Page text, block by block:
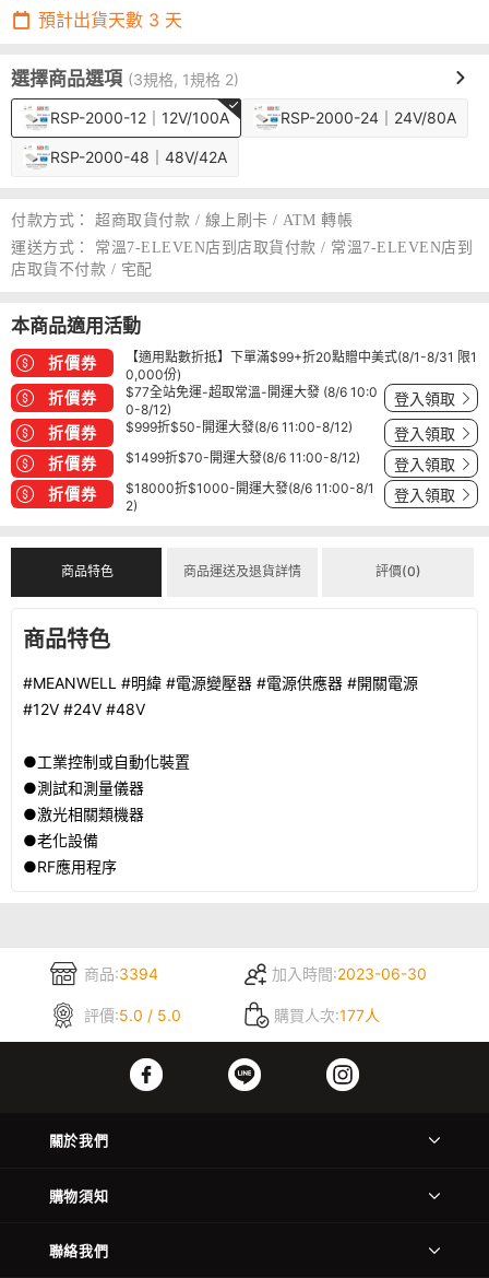
預計出貨天數 3 天
選擇商品選項 (3規格, 1規格 2)
RSP-2000-12｜12V/100A RSP-2000-24｜24V/80A
RSP-2000-48｜48V/42A
付款方式：
超商取貨付款 / 線上刷卡 / ATM 轉帳
運送方式：
常溫7-ELEVEN店到店取貨付款 / 常溫7-ELEVEN店到
店取貨不付款 / 宅配
本商品適用活動
折價券
【適用點數折抵】下單滿$99+折20點贈中美式(8/1-8/31 限1
0,000份)
折價券
$77全站免運-超取常溫-開運大發 (8/6 10:0
0-8/12)
登入領取
折價券 $999折$50-開運大發(8/6 11:00-8/12) 登入領取
折價券 $1499折$70-開運大發(8/6 11:00-8/12) 登入領取
折價券
$18000折$1000-開運大發(8/6 11:00-8/1
2)
登入領取
商品特色 商品運送及退貨詳情 評價(0)
商品特色
#MEANWELL #明緯 #電源變壓器 #電源供應器 #開關電源
#12V #24V #48V
●工業控制或自動化裝置
●測試和測量儀器
●激光相關類機器
●老化設備
●RF應用程序
商品:3394 加入時間:2023-06-30
評價:5.0 / 5.0 購買人次:177人
關於我們
購物須知
聯絡我們